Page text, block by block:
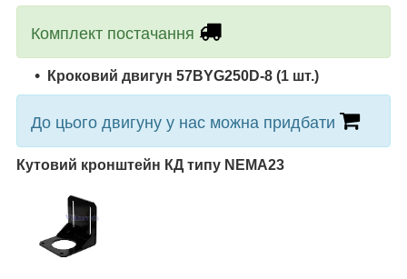
Комплект постачання
Кроковий двигун 57BYG250D-8 (1 шт.)
До цього двигуну у нас можна придбати
Кутовий кронштейн КД типу NEMA23